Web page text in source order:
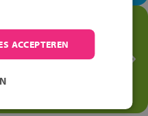
en Logistiek
Transport en
kun je mee
ACCEPTEREN